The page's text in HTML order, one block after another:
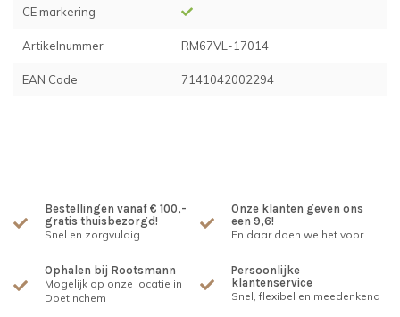
CE markering
Artikelnummer RM67VL-17014
EAN Code 7141042002294
Bestellingen vanaf € 100,-
gratis thuisbezorgd!
Snel en zorgvuldig
Onze klanten geven ons
een 9,6!
En daar doen we het voor
Ophalen bij Rootsmann
Mogelijk op onze locatie in
Doetinchem
Persoonlijke
klantenservice
Snel, flexibel en meedenkend